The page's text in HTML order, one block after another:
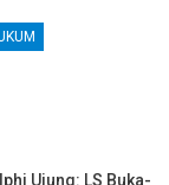
Ujung: LS Buka-